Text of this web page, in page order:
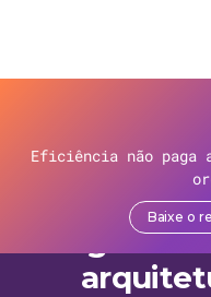
Eficiência não paga
Baixe o
— qual é